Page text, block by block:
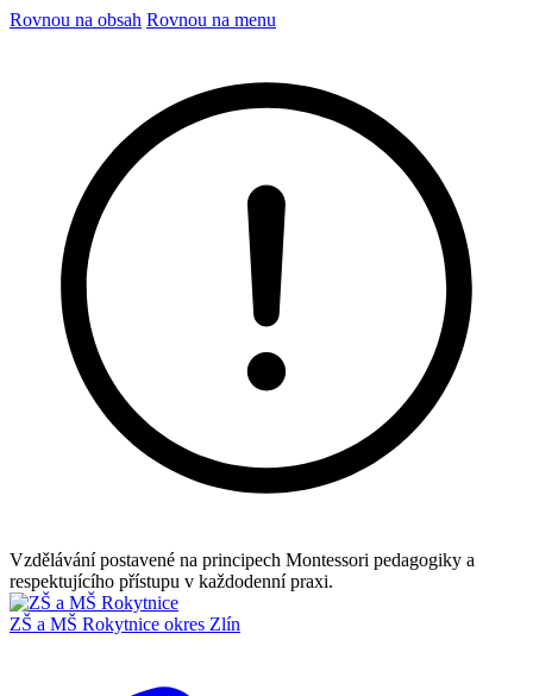
Rovnou na obsah Rovnou na menu
Vzdělávání postavené na principech Montessori pedagogiky a
respektujícího přístupu v každodenní praxi.
ZŠ a MŠ Rokytnice okres Zlín